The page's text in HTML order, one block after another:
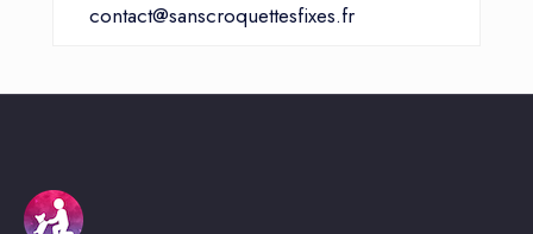
contact@sanscroquettesfixes.fr